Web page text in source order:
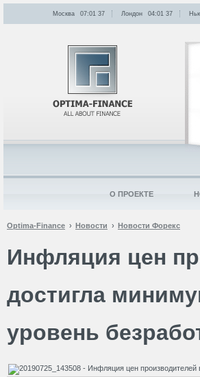
Optima-Finance Новости Новости Форекс
Инфляция цен
достигла
уровень
Москва 07:01 37 Лондон 04:01 37
О ПРОЕКТЕ